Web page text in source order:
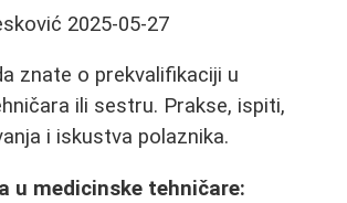
2025-05-27
znate o prekvalifikaciji u
ili sestru. Prakse, ispiti,
i iskustva polaznika.
u medicinske tehničare: